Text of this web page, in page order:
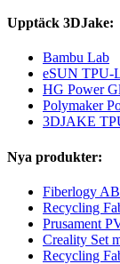
Upptäck 3DJake:
Bambu Lab
eSUN TPU-
HG Power
Polymaker
3DJAKE
Nya produkter:
Fiberlogy
Recycling
Prusament
Creality Set
Recycling